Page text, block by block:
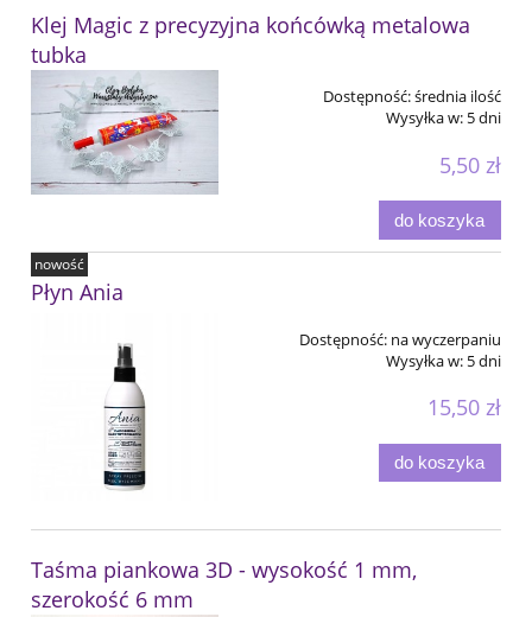
Klej Magic z precyzyjna końcówką metalowa
tubka
Dostępność:średnia ilość
Wysyłka w: 5 dni
5,50 zł
do koszyka
Płyn Ania
Dostępność: na wyczerpaniu
Wysyłka w: 5 dni
15,50 zł
do koszyka
nowość
Taśma piankowa 3D - wysokość 1 mm,
szerokość 6 mm